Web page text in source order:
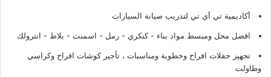
أكاديمية تي أي تي لتدريب صيانة السيارات
افضل محل ومبسط مواد بناء - كنكري - رمل - اسمنت - بلاط - انترولك
تجهيز حفلات افراح وخطوبة ومناسبات ، تأجير كوشات افراح وكراسي
وطاولت